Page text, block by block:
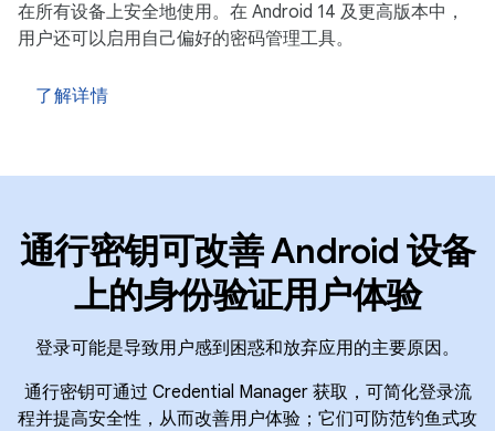
在所有设备上安全地使用。在 Android 14 及更高版本中，
用户还可以启用自己偏好的密码管理工具。
了解详情
通行密钥可改善 Android 设备
上的身份验证用户体验
登录可能是导致用户感到困惑和放弃应用的主要原因。
通行密钥可通过 Credential Manager 获取，可简化登录流
程并提高安全性，从而改善用户体验；它们可防范钓鱼式攻